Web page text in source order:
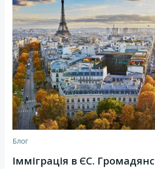
Блог
Імміграція в ЄС.